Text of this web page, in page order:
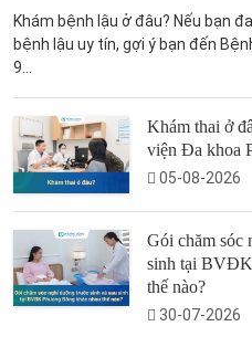
Khám bệnh lậu ở đâu? Nếu bạn
bệnh lậu uy tín, gợi ý bạn đến
9...
Khám thai ở
viện Đa khoa
05-08-2026
Gói chăm sóc
sinh tại
thế nào?
30-07-2026